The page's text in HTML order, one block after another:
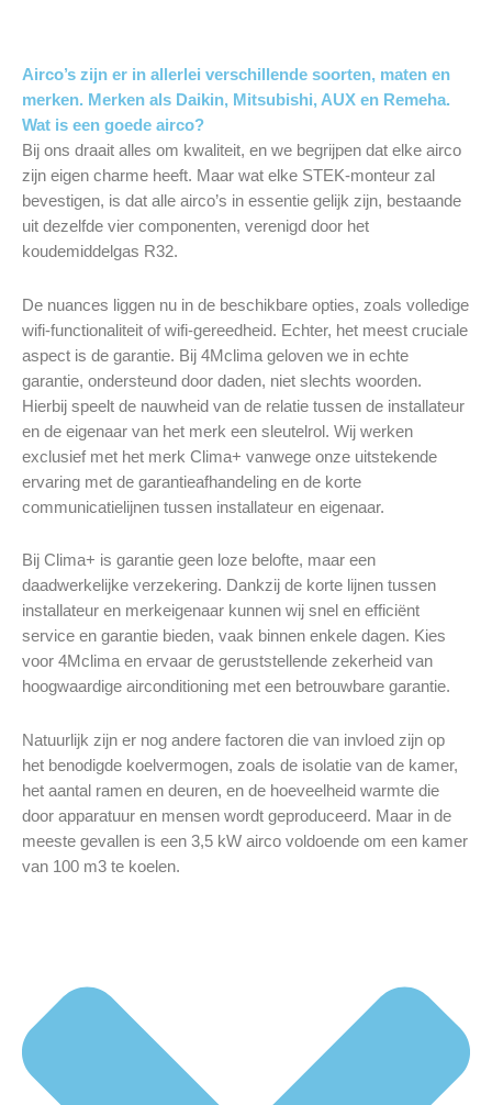
Airco’s zijn er in allerlei verschillende soorten, maten en
merken. Merken als Daikin, Mitsubishi, AUX en Remeha.
Wat is een goede airco?
Bij ons draait alles om kwaliteit, en we begrijpen dat elke airco
zijn eigen charme heeft. Maar wat elke STEK-monteur zal
bevestigen, is dat alle airco’s in essentie gelijk zijn, bestaande
uit dezelfde vier componenten, verenigd door het
koudemiddelgas R32.
De nuances liggen nu in de beschikbare opties, zoals volledige
wifi-functionaliteit of wifi-gereedheid. Echter, het meest cruciale
aspect is de garantie. Bij 4Mclima geloven we in echte
garantie, ondersteund door daden, niet slechts woorden.
Hierbij speelt de nauwheid van de relatie tussen de installateur
en de eigenaar van het merk een sleutelrol. Wij werken
exclusief met het merk Clima+ vanwege onze uitstekende
ervaring met de garantieafhandeling en de korte
communicatielijnen tussen installateur en eigenaar.
Bij Clima+ is garantie geen loze belofte, maar een
daadwerkelijke verzekering. Dankzij de korte lijnen tussen
installateur en merkeigenaar kunnen wij snel en efficiënt
service en garantie bieden, vaak binnen enkele dagen. Kies
voor 4Mclima en ervaar de geruststellende zekerheid van
hoogwaardige airconditioning met een betrouwbare garantie.
Natuurlijk zijn er nog andere factoren die van invloed zijn op
het benodigde koelvermogen, zoals de isolatie van de kamer,
het aantal ramen en deuren, en de hoeveelheid warmte die
door apparatuur en mensen wordt geproduceerd. Maar in de
meeste gevallen is een 3,5 kW airco voldoende om een kamer
van 100 m3 te koelen.